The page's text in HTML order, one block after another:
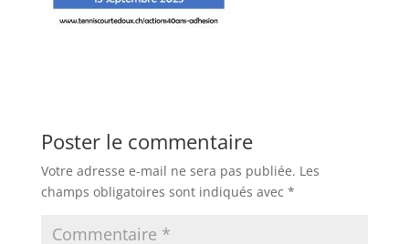
Poster le commentaire
Votre adresse e-mail ne sera pas publiée. Les
champs obligatoires sont indiqués avec *